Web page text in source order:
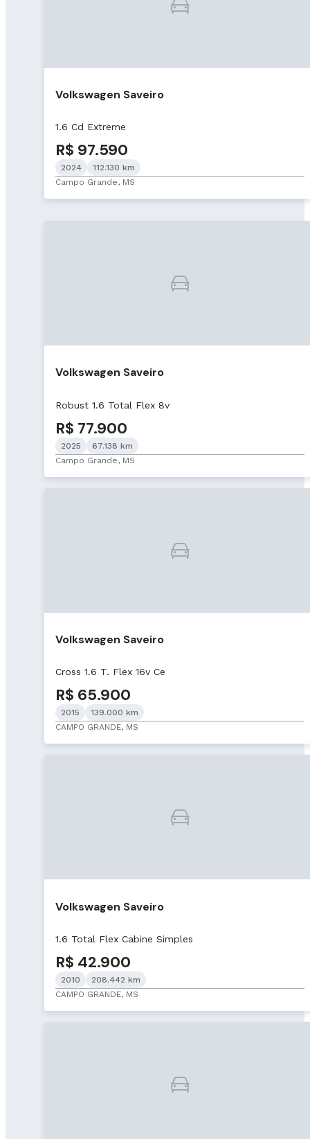
Volkswagen Saveiro
1.6 Cd Extreme
R$ 97.590
2024
112.130 km
Campo Grande, MS
Volkswagen Saveiro
Robust 1.6 Total Flex 8v
R$ 77.900
2025
67.138 km
Campo Grande, MS
Volkswagen Saveiro
Cross 1.6 T. Flex 16v Ce
R$ 65.900
2015
139.000 km
CAMPO GRANDE, MS
Volkswagen Saveiro
1.6 Total Flex Cabine Simples
R$ 42.900
2010
208.442 km
CAMPO GRANDE, MS